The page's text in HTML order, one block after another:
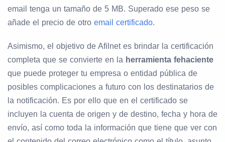
email tenga un tamaño de 5 MB. Superado ese peso se
añade el precio de otro email certificado.
Asimismo, el objetivo de Afilnet es brindar la certificación
completa que se convierte en la herramienta fehaciente
que puede proteger tu empresa o entidad pública de
posibles complicaciones a futuro con los destinatarios de
la notificación. Es por ello que en el certificado se
incluyen la cuenta de origen y de destino, fecha y hora de
envío, así como toda la información que tiene que ver con